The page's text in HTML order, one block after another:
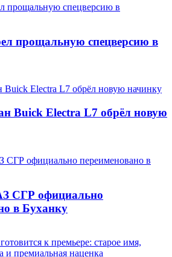
прощальную спецверсию в
Buick Electra L7 обрёл новую
СГР официально
в Буханку